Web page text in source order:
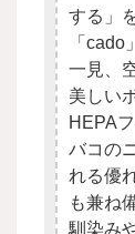
する」
「cado
一見、
美しい
HEPA
バコの
れる優
も兼ね
馴染み